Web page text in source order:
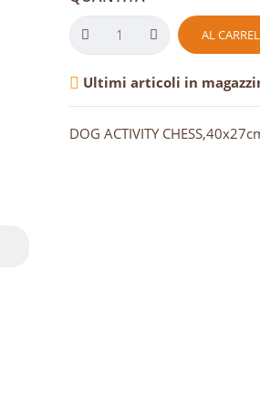
AL
 Ultimi articoli in
DOG ACTIVITY